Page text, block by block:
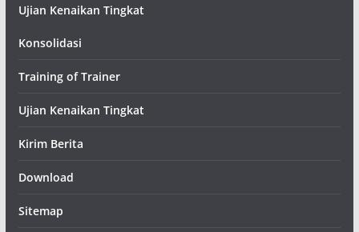
Ujian Kenaikan Tingkat
Konsolidasi
Training of Trainer
Ujian Kenaikan Tingkat
Kirim Berita
Download
Sitemap